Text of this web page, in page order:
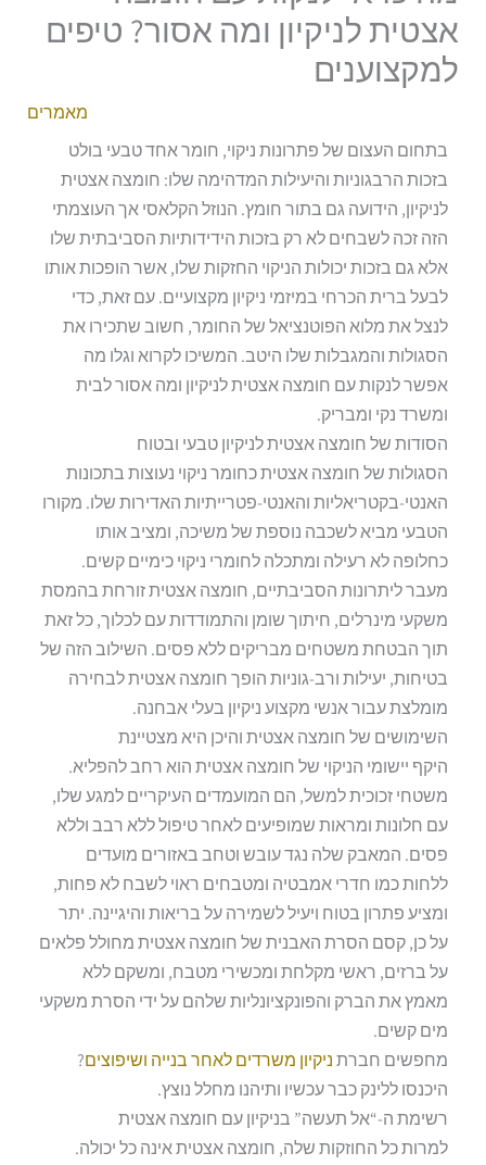
אצטית לניקיון ומה אסור? טיפים
למקצוענים
מאמרים
בתחום העצום של פתרונות ניקוי, חומר אחד טבעי בולט
בזכות הרבגוניות והיעילות המדהימה שלו: חומצה אצטית
לניקיון, הידועה גם בתור חומץ. הנוזל הקלאסי אך העוצמתי
הזה זכה לשבחים לא רק בזכות הידידותיות הסביבתית שלו
אלא גם בזכות יכולות הניקוי החזקות שלו, אשר הופכות אותו
לבעל ברית הכרחי במיזמי ניקיון מקצועיים. עם זאת, כדי
לנצל את מלוא הפוטנציאל של החומר, חשוב שתכירו את
הסגולות והמגבלות שלו היטב. המשיכו לקרוא וגלו מה
אפשר לנקות עם חומצה אצטית לניקיון ומה אסור לבית
ומשרד נקי ומבריק.
הסודות של חומצה אצטית לניקיון טבעי ובטוח
הסגולות של חומצה אצטית כחומר ניקוי נעוצות בתכונות
האנטי-בקטריאליות והאנטי-פטרייתיות האדירות שלו. מקורו
הטבעי מביא לשכבה נוספת של משיכה, ומציב אותו
כחלופה לא רעילה ומתכלה לחומרי ניקוי כימיים קשים.
מעבר ליתרונות הסביבתיים, חומצה אצטית זורחת בהמסת
משקעי מינרלים, חיתוך שומן והתמודדות עם לכלוך, כל זאת
תוך הבטחת משטחים מבריקים ללא פסים. השילוב הזה של
בטיחות, יעילות ורב-גוניות הופך חומצה אצטית לבחירה
מומלצת עבור אנשי מקצוע ניקיון בעלי אבחנה.
השימושים של חומצה אצטית והיכן היא מצטיינת
היקף יישומי הניקוי של חומצה אצטית הוא רחב להפליא.
משטחי זכוכית למשל, הם המועמדים העיקריים למגע שלו,
עם חלונות ומראות שמופיעים לאחר טיפול ללא רבב וללא
פסים. המאבק שלה נגד עובש וטחב באזורים מועדים
ללחות כמו חדרי אמבטיה ומטבחים ראוי לשבח לא פחות,
ומציע פתרון בטוח ויעיל לשמירה על בריאות והיגיינה. יתר
על כן, קסם הסרת האבנית של חומצה אצטית מחולל פלאים
על ברזים, ראשי מקלחת ומכשירי מטבח, ומשקם ללא
מאמץ את הברק והפונקציונליות שלהם על ידי הסרת משקעי
מים קשים.
מחפשים חברתניקיון משרדים לאחר בנייה ושיפוצים?
היכנסו ללינק כבר עכשיו ותיהנו מחלל נוצץ.
רשימת ה-“אל תעשה” בניקיון עם חומצה אצטית
למרות כל החוזקות שלה, חומצה אצטית אינה כל יכולה.